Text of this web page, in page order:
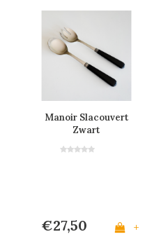
Manoir Slacouvert
Zwart
€27,50 +